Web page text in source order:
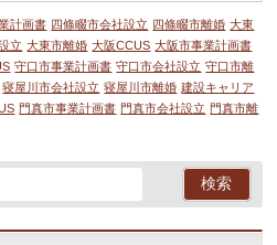
計画書 四條畷市会社設立 四條畷市離婚 大東
立 大東市離婚 大阪CCUS 大阪市事業計画書
守口市事業計画書 守口市会社設立 守口市離
寝屋川市会社設立 寝屋川市離婚 建設キャリア
門真市事業計画書 門真市会社設立 門真市離